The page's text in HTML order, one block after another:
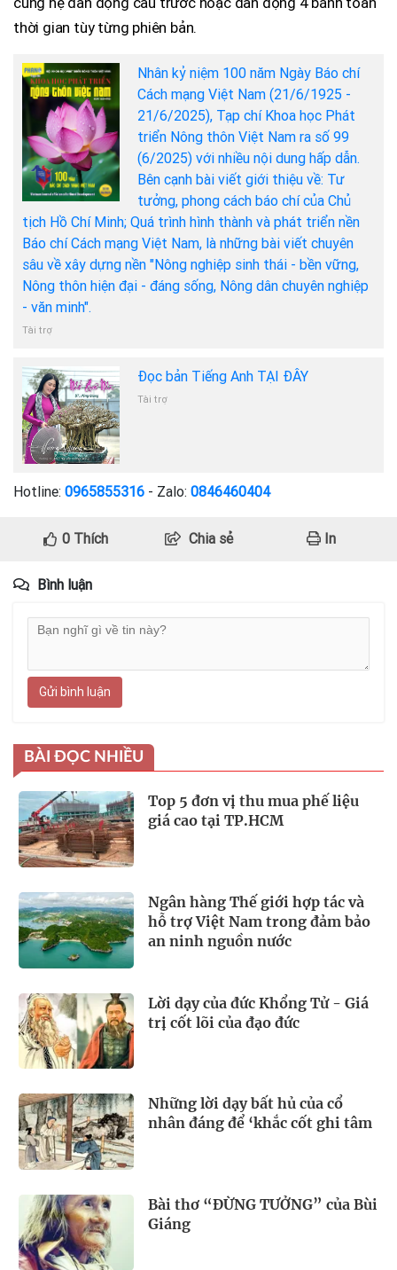
thời gian tùy từng phiên bản.
Nhân kỷ niệm 100 năm Ngày Báo chí
Cách mạng Việt Nam (21/6/1925 -
21/6/2025), Tạp chí Khoa học Phát
triển Nông thôn Việt Nam ra số 99
(6/2025) với nhiều nội dung hấp dẫn.
Bên cạnh bài viết giới thiệu về: Tư
tưởng, phong cách báo chí của Chủ
tịch Hồ Chí Minh; Quá trình hình thành và phát triển nền
Báo chí Cách mạng Việt Nam, là những bài viết chuyên
sâu về xây dựng nền "Nông nghiệp sinh thái - bền vững,
Nông thôn hiện đại - đáng sống, Nông dân chuyên nghiệp
- văn minh".
Tài trợ
Đọc bản Tiếng Anh TẠI ĐÂY
Tài trợ
Hotline: 0965855316 - Zalo: 0846460404
0Thích Chia sẻ In
Bình luận
Gửi bình luận
BÀI ĐỌC NHIỀU
Top 5 đơn vị thu mua phế liệu
giá cao tại TP.HCM
Ngân hàng Thế giới hợp tác và
hỗ trợ Việt Nam trong đảm bảo
an ninh nguồn nước
Lời dạy của đức Khổng Tử - Giá
trị cốt lõi của đạo đức
Những lời dạy bất hủ của cổ
nhân đáng để ‘khắc cốt ghi tâm
Bài thơ “ĐỪNG TƯỞNG” của Bùi
Giáng